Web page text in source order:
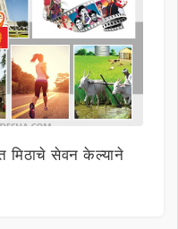
सेवन केल्याने